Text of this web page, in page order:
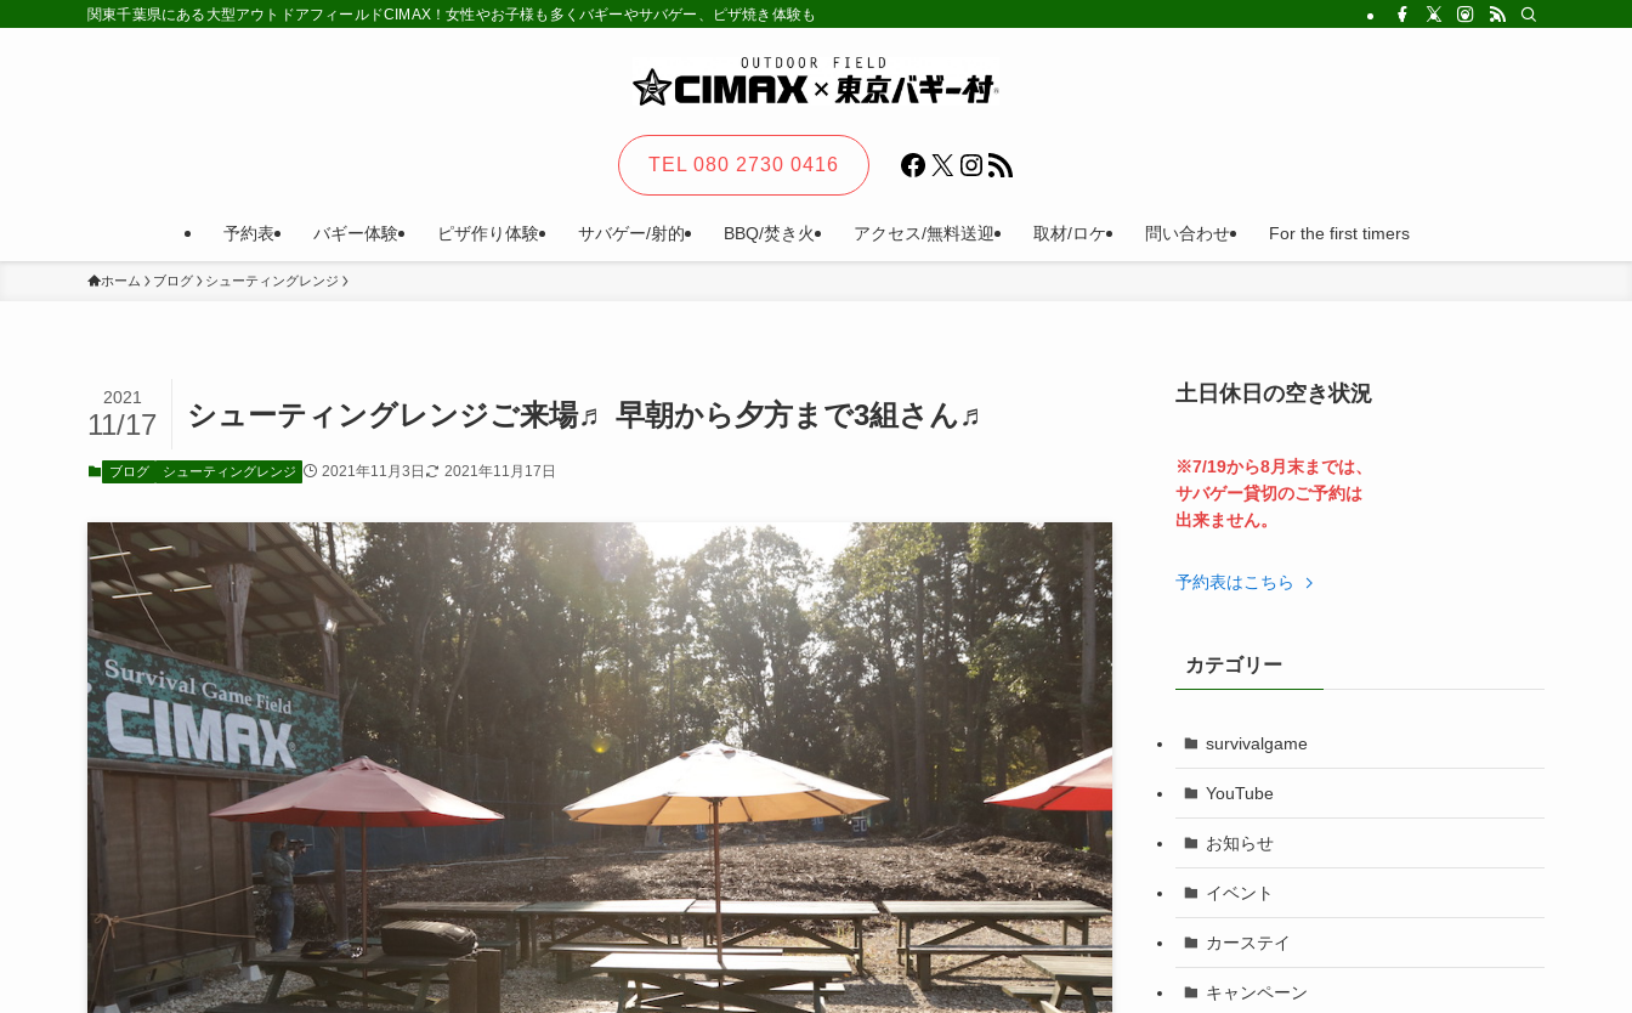
関東千葉県にある大型アウトドアフィールドCIMAX！女性やお子様も多くバギーやサバゲー、ピザ焼き体験も。カーステイ、キャンプ等一日楽しめる!法人の福利厚生利用にとても便利。
予約表 バギー体験 ピザ作り体験 サバゲー/射的 BBQ/焚き火 アクセス/無料送迎 取材/ロケ 問い合わせ For the first timers
TEL 080 2730 0416 Facebook
X Instagram
RSS フィード
ホーム ブログ シューティングレンジ
シューティングレンジご来場♬ 早朝から夕方まで3組さん♬
2021
11/17
ブログ シューティングレンジ 2021年11月3日 2021年11月17日
土日休日の空き状況
※7/19から8月末までは、
サバゲー貸切のご予約は
出来ません。
予約表はこちら
カテゴリー
survivalgame
YouTube
お知らせ
イベント
カーステイ
キャンペーン